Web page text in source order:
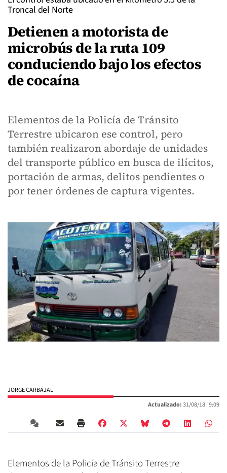
Troncal del Norte
Detienen a motorista de
microbús de la ruta 109
conduciendo bajo los efectos
de cocaína
Elementos de la Policía de Tránsito
Terrestre ubicaron ese control, pero
también realizaron abordaje de unidades
del transporte público en busca de ilícitos,
portación de armas, delitos pendientes o
por tener órdenes de captura vigentes.
JORGE CARBAJAL
Actualizado:31/08/18 |9:09
Elementos de la Policía de Tránsito Terrestre